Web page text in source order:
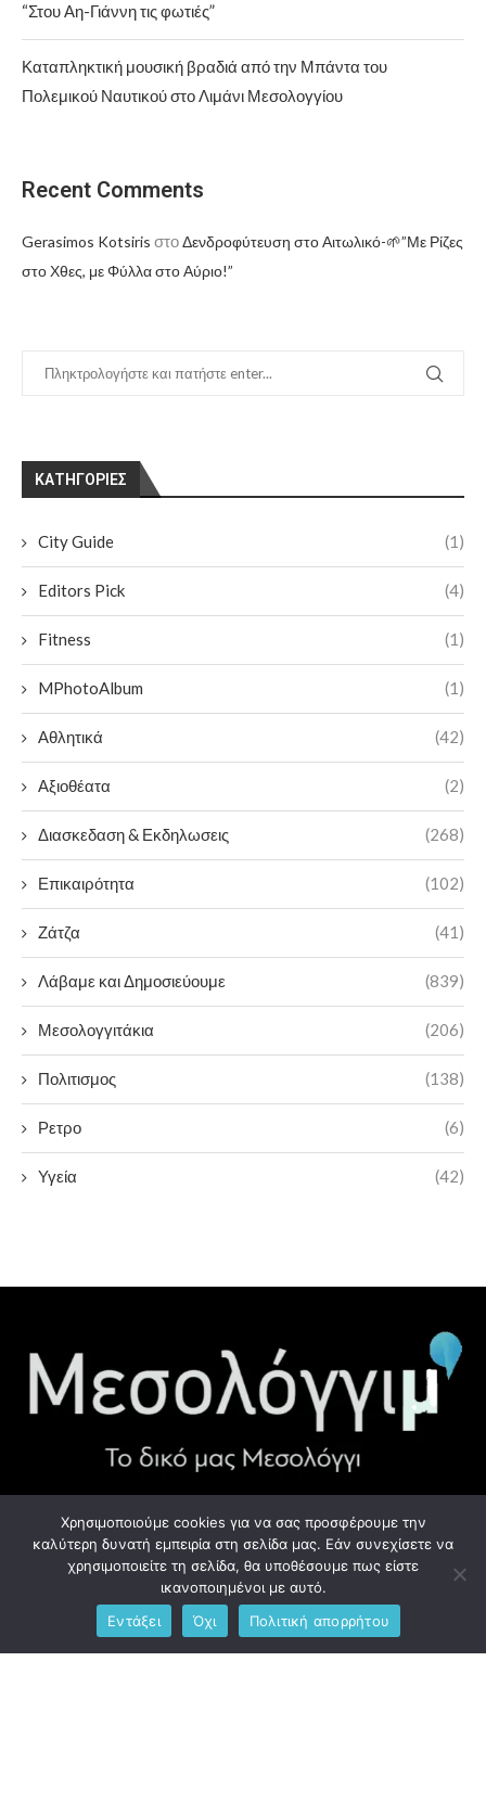
“Στου Αη-Γιάννη τις φωτιές”
Καταπληκτική μουσική βραδιά από την Μπάντα του
Πολεμικού Ναυτικού στο Λιμάνι Μεσολογγίου
Recent Comments
Gerasimos Kotsiris στοΔενδροφύτευση στο Αιτωλικό-🌱”Με Ρίζες
στο Χθες, με Φύλλα στο Αύριο!”
KΑΤΗΓΟΡΊΕΣ
City Guide (1)
Editors Pick (4)
Fitness (1)
MPhotoAlbum (1)
Αθλητικά (42)
Αξιοθέατα (2)
Διασκεδαση & Εκδηλωσεις (268)
Επικαιρότητα (102)
Ζάτζα (41)
Λάβαμε και Δημοσιεύουμε (839)
Μεσολογγιτάκια (206)
Πολιτισμος (138)
Ρετρο (6)
Υγεία (42)
ΧΡΉΣΙΜΑ LINK
Προσωπικά Δεδομένα - GDPR
Ανδρέου Λόντου 1, Μεσολόγγι 302 00
Χρησιμοποιούμε cookies για να σας προσφέρουμε την
καλύτερη δυνατή εμπειρία στη σελίδα μας. Εάν συνεχίσετε να
χρησιμοποιείτε τη σελίδα, θα υποθέσουμε πως είστε
ικανοποιημένοι με αυτό.
Εντάξει
Όχι Πολιτική απορρήτου